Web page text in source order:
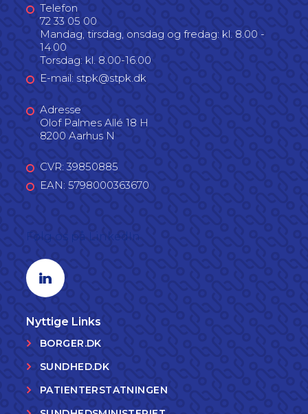
Telefon
72 33 05 00
Mandag, tirsdag, onsdag og fredag: kl. 8.00 -
14.00
Torsdag: kl. 8.00-16.00
E-mail: stpk@stpk.dk
Adresse
Olof Palmes Allé 18 H
8200 Aarhus N
CVR: 39850885
EAN: 5798000363670
Linkedin profil
Nyttige Links
BORGER.DK
SUNDHED.DK
PATIENTERSTATNINGEN